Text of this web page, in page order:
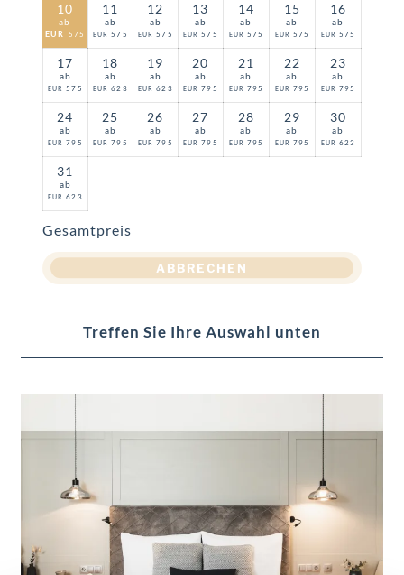
10
ab
EUR 575
11
ab
EUR 575
12
ab
EUR 575
13
ab
EUR 575
14
ab
EUR 575
15
ab
EUR 575
16
ab
EUR 575
17
ab
EUR 575
18
ab
EUR 623
19
ab
EUR 623
20
ab
EUR 795
21
ab
EUR 795
22
ab
EUR 795
23
ab
EUR 795
24
ab
EUR 795
25
ab
EUR 795
26
ab
EUR 795
27
ab
EUR 795
28
ab
EUR 795
29
ab
EUR 795
30
ab
EUR 623
31
ab
EUR 623
Gesamtpreis
ABBRECHEN
Treffen Sie Ihre Auswahl unten